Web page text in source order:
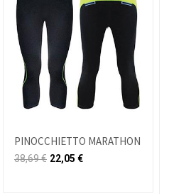
PINOCCHIETTO MARATHON
38,69€ 22,05 €